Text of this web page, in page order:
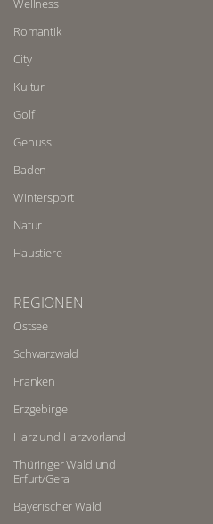
Wellness
Romantik
City
Kultur
Golf
Genuss
Baden
Wintersport
Natur
Haustiere
REGIONEN
Ostsee
Schwarzwald
Franken
Erzgebirge
Harz und Harzvorland
Thüringer Wald und
Erfurt/Gera
Bayerischer Wald